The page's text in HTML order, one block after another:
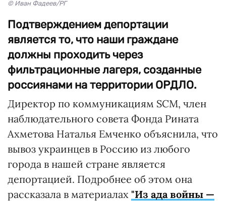
© Иван Фадеев/РГ
Подтверждением депортации
является то, что наши граждане
должны проходить через
фильтрационные лагеря, созданные
россиянами на территории ОРДЛО.
Директор по коммуникациям SCM, член
наблюдательного совета Фонда Рината
Ахметова Наталья Емченко объяснила, что
вывоз украинцев в Россию из любого
города в нашей стране является
депортацией. Подробнее об этом она
рассказала в материалах "Из ада войны —